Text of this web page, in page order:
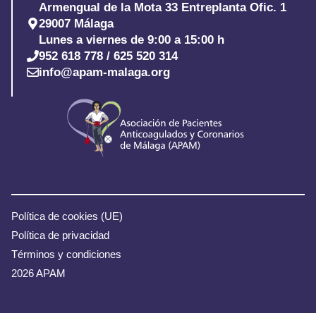
Armengual de la Mota 33 Entreplanta Ofic. 1
29007 Málaga
Lunes a viernes de 9:00 a 15:00 h
952 618 778 / 625 520 314
info@apam-malaga.org
2026 APAM
Política de cookies (UE)
Política de privacidad
Términos y condiciones